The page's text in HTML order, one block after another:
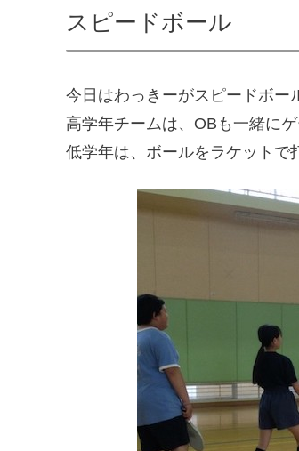
スピードボール
今日はわっきーがスピードボー
高学年チームは、OBも一緒に
低学年は、ボールをラケットで